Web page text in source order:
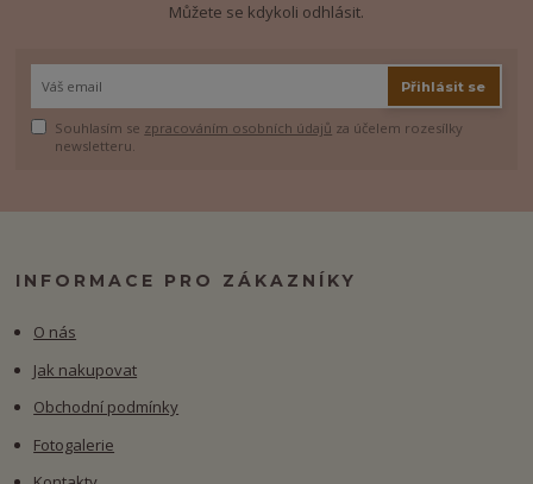
Můžete se kdykoli odhlásit.
Přihlásit se
Souhlasím se zpracováním osobních údajů za účelem rozesílky
newsletteru.
INFORMACE PRO ZÁKAZNÍKY
O nás
Jak nakupovat
Obchodní podmínky
Fotogalerie